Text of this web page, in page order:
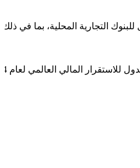
التجارية المحلية، بما في ذلك
للاستقرار المالي العالمي لعام 2014.